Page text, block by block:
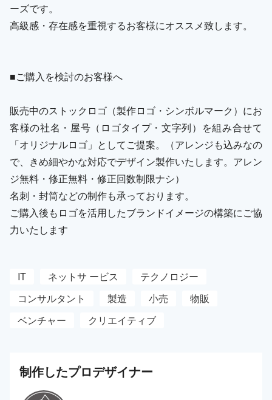
ーズです。
高級感・存在感を重視するお客様にオススメ致します。
■ご購入を検討のお客様へ
販売中のストックロゴ（製作ロゴ・シンボルマーク）にお
客様の社名・屋号（ロゴタイプ・文字列）を組み合せて
「オリジナルロゴ」としてご提案。（アレンジも込みなの
で、きめ細やかな対応でデザイン製作いたします。アレン
ジ無料・修正無料・修正回数制限ナシ）
名刺・封筒などの制作も承っております。
ご購入後もロゴを活用したブランドイメージの構築にご協
力いたします
IT ネットサ ービス
テクノロジー
コンサルタント
製造 小売
物販
ベンチャー
クリエイティブ
制作したプロデザイナー